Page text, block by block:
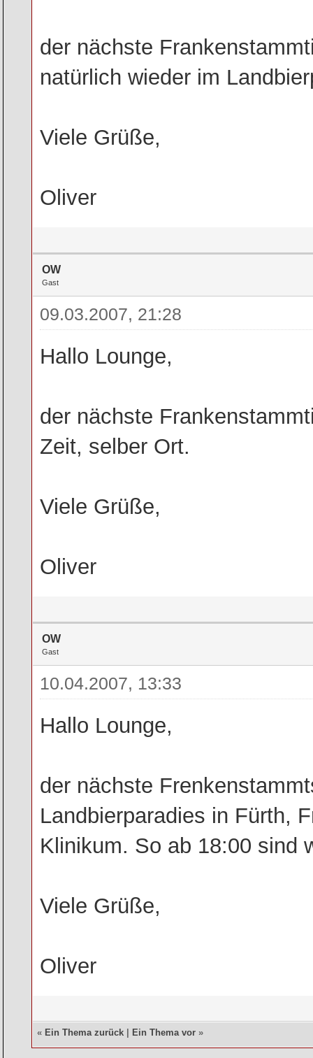
der nächste
natürlich wieder im
Viele Grüße,
Oliver
OW
Gast
09.03.2007, 21:28
Hallo Lounge,
der nächste
Zeit, selber Ort.
Viele Grüße,
Oliver
OW
Gast
10.04.2007, 13:33
Hallo Lounge,
der nächste
Landbierparadies in Fürth,
Klinikum. So ab 18:00 sind
Viele Grüße,
Oliver
« Ein Thema zurück Ein Thema vor »